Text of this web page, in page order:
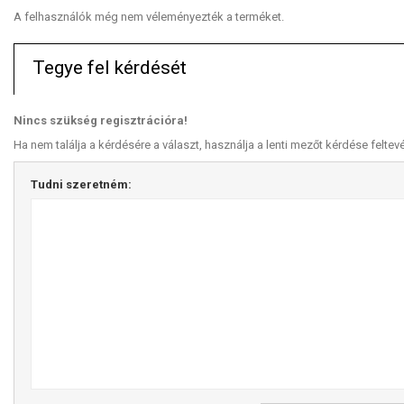
A felhasználók még nem véleményezték a terméket.
Tegye fel kérdését
Nincs szükség regisztrációra!
Ha nem találja a kérdésére a választ, használja a lenti mezőt kérdése
Tudni szeretném: